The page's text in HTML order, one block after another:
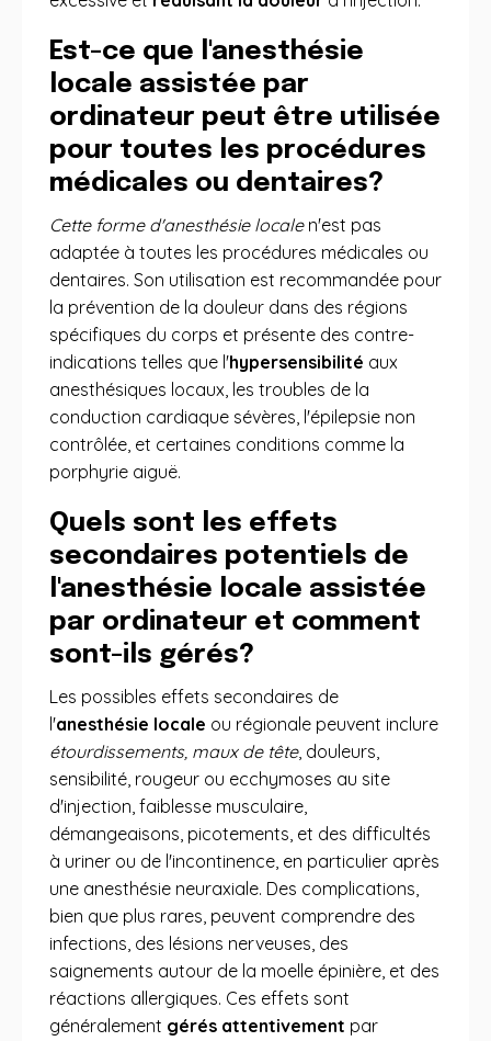
Est-ce que l'anesthésie
locale assistée par
ordinateur peut être utilisée
pour toutes les procédures
médicales ou dentaires?
Cette forme d'anesthésie localen'est pas
adaptée à toutes les procédures médicales ou
dentaires. Son utilisation est recommandée pour
la prévention de la douleur dans des régions
spécifiques du corps et présente des contre-
indications telles que l'hypersensibilité aux
anesthésiques locaux, les troubles de la
conduction cardiaque sévères, l'épilepsie non
contrôlée, et certaines conditions comme la
porphyrie aiguë.
Quels sont les effets
secondaires potentiels de
l'anesthésie locale assistée
par ordinateur et comment
sont-ils gérés?
Les possibles effets secondaires de
l'anesthésie locale ou régionale peuvent inclure
étourdissements, maux de tête, douleurs,
sensibilité, rougeur ou ecchymoses au site
d'injection, faiblesse musculaire,
démangeaisons, picotements, et des difficultés
à uriner ou de l'incontinence, en particulier après
une anesthésie neuraxiale. Des complications,
bien que plus rares, peuvent comprendre des
infections, des lésions nerveuses, des
saignements autour de la moelle épinière, et des
réactions allergiques. Ces effets sont
généralement gérés attentivement par